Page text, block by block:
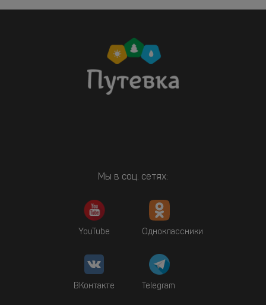
Мы в соц. сетях:
YouTube Одноклассники
ВКонтакте Telegram